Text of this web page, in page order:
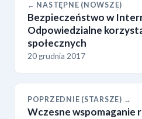
← NASTĘPNE (NOWSZE)
Bezpieczeństwo w
Odpowiedzialne
społecznych
20 grudnia 2017
POPRZEDNIE (STARSZE) →
Wczesne wspomaganie